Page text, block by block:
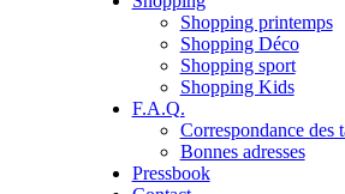
Shopping printemps
Shopping Déco
Shopping sport
Shopping Kids
F.A.Q.
Correspondance des
Bonnes adresses
Pressbook